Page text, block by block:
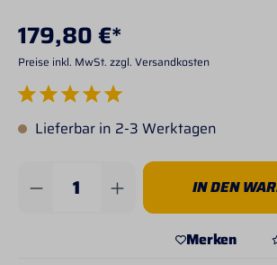
179,80 €*
Preise inkl. MwSt. zzgl. Versandkosten
Durchschnittliche Bewertung von 5 von 5 Sternen
Lieferbar in 2-3 Werktagen
Produkt Anzahl: Gib den
IN DEN
Merken